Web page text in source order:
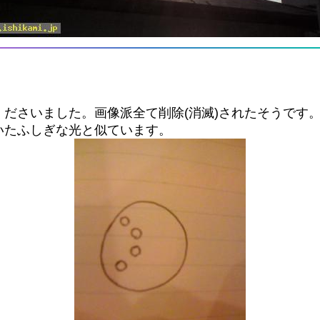
さいました。画像派全て削除(消滅)されたそうです
ふしぎな光と似ています。